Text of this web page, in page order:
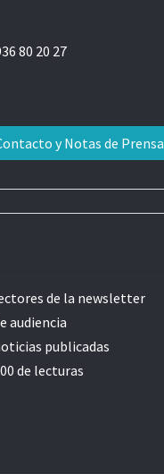
80 20 27
y Notas de Prensa
de la newsletter
audiencia
publicadas
de lecturas